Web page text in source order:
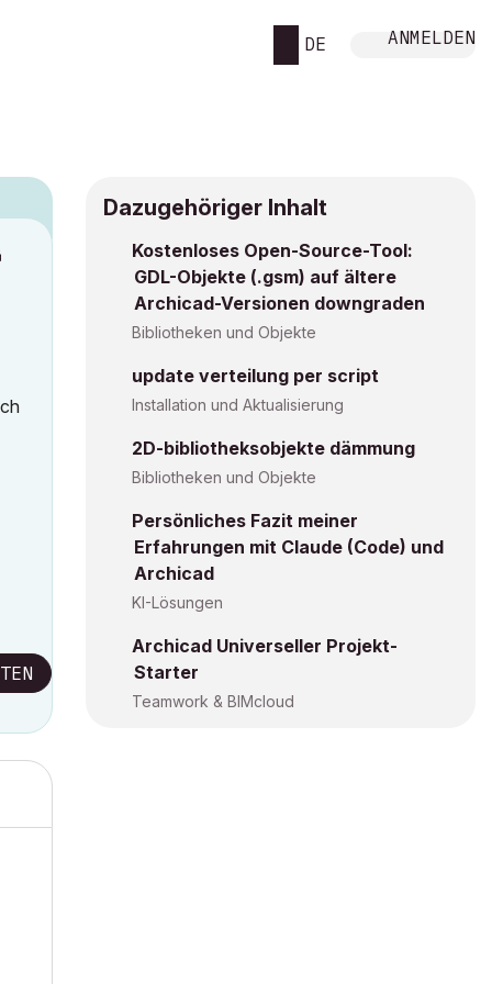
DE ANMELDEN
Dazugehöriger Inhalt
Kostenloses Open-Source-Tool:
GDL-Objekte (.gsm) auf ältere
Archicad-Versionen downgraden
Bibliotheken und Objekte
update verteilung per script
Installation und Aktualisierung
2D-bibliotheksobjekte dämmung
Bibliotheken und Objekte
Persönliches Fazit meiner
Erfahrungen mit Claude (Code) und
Archicad
KI-Lösungen
Archicad Universeller Projekt-
Starter
Teamwork & BIMcloud